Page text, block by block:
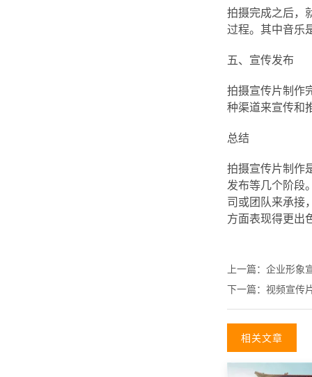
拍摄完成之后，
过程。其中音乐
五、宣传发布
拍摄宣传片制作
种渠道来宣传和
总结
拍摄宣传片制作
发布等几个阶段
司或团队来承接
方面表现得更出
上一篇： 企业形象
下一篇： 视频宣传
相关文章